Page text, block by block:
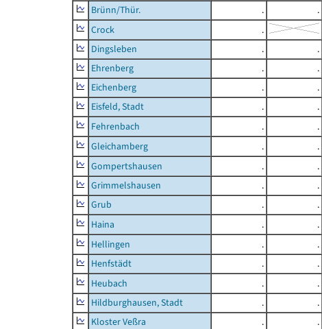
Brünn/Thür.
. .
Crock
.
Dingsleben
. .
Ehrenberg
. .
Eichenberg
. .
Eisfeld, Stadt
. .
Fehrenbach
.
.
Gleichamberg
. .
Gompertshausen
. .
Grimmelshausen
. .
Grub
. .
Haina
. .
Hellingen
. .
Henfstädt
. .
Heubach
.
.
Hildburghausen, Stadt
. .
Kloster Veßra
. .